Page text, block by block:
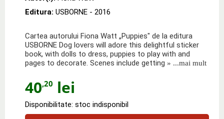
Editura: USBORNE - 2016
Cartea autorului Fiona Watt „Puppies" de la editura
USBORNE Dog lovers will adore this delightful sticker
book, with dolls to dress, puppies to play with and
pages to decorate. Scenes include getting » ...mai mult
40,20 lei
Disponibilitate: stoc indisponibil